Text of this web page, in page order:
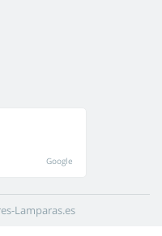
Google
Lamparas.es